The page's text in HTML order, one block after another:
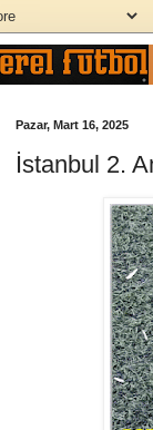
Pazar, Mart 16, 2025
İstanbul 2.